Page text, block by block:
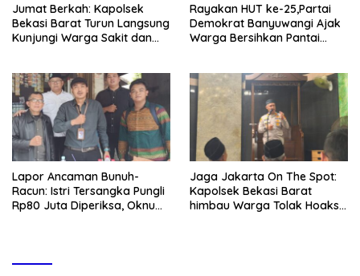
Jumat Berkah: Kapolsek
Bekasi Barat Turun Langsung
Kunjungi Warga Sakit dan
Rayakan HUT ke-25,Partai
Demokrat Banyuwangi Ajak
Warga Bersihkan Pantai
Lapor Ancaman Bunuh-
Racun: Istri Tersangka Pungli
Rp80 Juta Diperiksa, Oknum
Jaga Jakarta On The Spot:
Kapolsek Bekasi Barat
himbau Warga Tolak Hoaks